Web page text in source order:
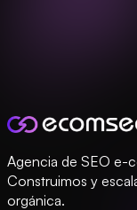
Agencia de SEO e-
Construimos y
orgánica.